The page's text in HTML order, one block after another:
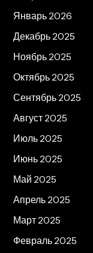
Январь 2026
Декабрь 2025
Ноябрь 2025
Октябрь 2025
Сентябрь 2025
Август 2025
Июль 2025
Июнь 2025
Май 2025
Апрель 2025
Март 2025
Февраль 2025